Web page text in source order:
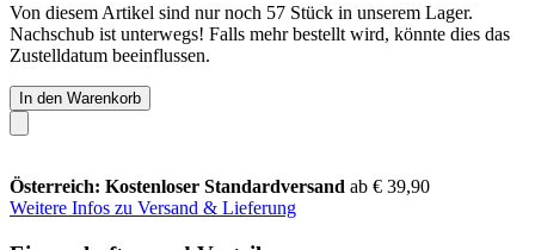
Von diesem Artikel sind nur noch 57 Stück in unserem Lager.
Nachschub ist unterwegs! Falls mehr bestellt wird, könnte dies das
Zustelldatum beeinflussen.
In den Warenkorb
Österreich: Kostenloser Standardversand ab € 39,90
Weitere Infos zu Versand & Lieferung